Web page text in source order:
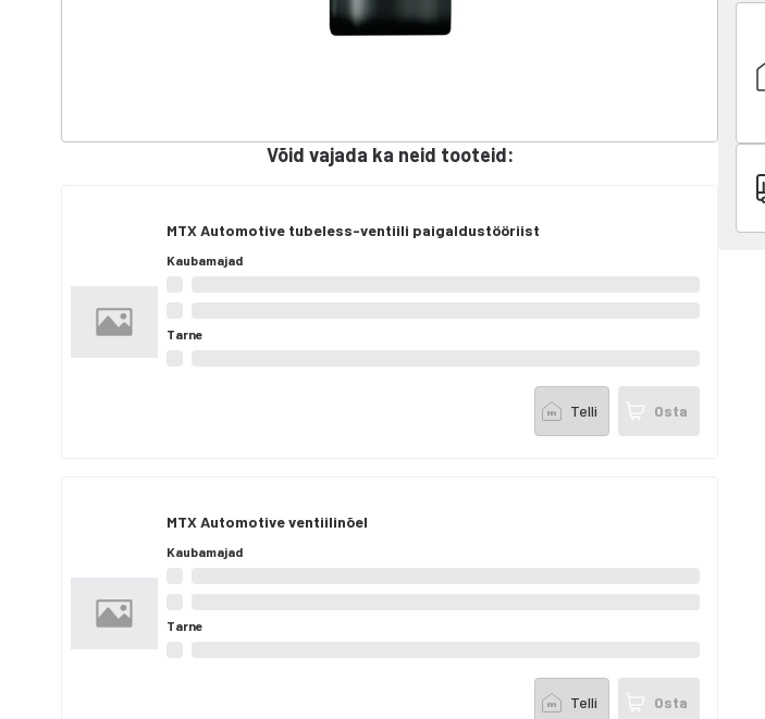
Võid vajada ka neid tooteid:
MTX Automotive tubeless-ventiili paigaldustööriist
Kaubamajad
Tarne
Telli Osta
MTX Automotive ventiilinõel
Kaubamajad
Tarne
Telli Osta